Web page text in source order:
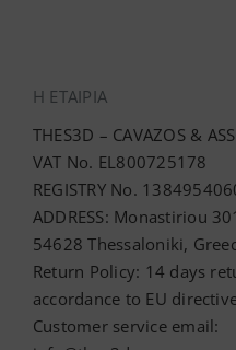
Η ΕΤΑΙΡΊΑ
THES3D – CAVAZOS &
VAT No. EL800725178
REGISTRY No.
ADDRESS: Monastiriou
54628 Thessaloniki,
Return Policy: 14 days
accordance to EU
Customer service email: